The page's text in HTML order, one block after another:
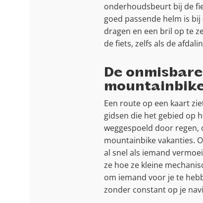
onderhoudsbeurt bij de
goed passende helm is
dragen en een bril op te
de fiets, zelfs als de
De
Een route op een kaart
gidsen die het gebied op
weggespoeld door regen,
mountainbike vakanties.
al snel als iemand
ze hoe ze kleine
om iemand voor je te
zonder constant op je